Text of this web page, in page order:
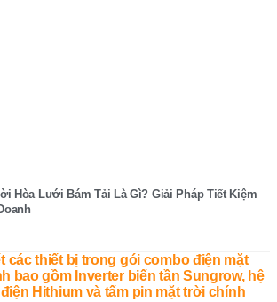
Hòa Lưới Bám Tải Là Gì? Giải Pháp Tiết Kiệm